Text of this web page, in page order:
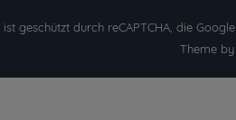
ist geschützt durch reCAPTCHA, die Google
Theme by